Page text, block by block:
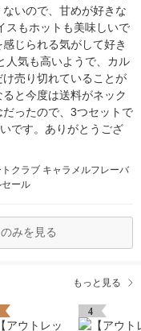
いので、甘めが好きな
スもホットも美味しいで
じられる気がして好き
人気も高いようで、カル
売り切れていることが
と今度は送料がネック
だったので、3つセットで
です。ありがとうござ
クラブ キャラメルフレーバ
ール
みを見る
もっと見る
4